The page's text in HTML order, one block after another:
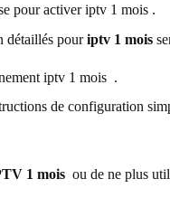
pour activer iptv 1 mois .
détaillés pouriptv 1 mois
iptv 1 mois .
de configuration
1 mois ou de ne plus